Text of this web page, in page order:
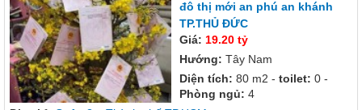
đô thị mới an phú an khánh
TP.THỦ ĐỨC
Giá: 19.20 tỷ
Hướng: Tây Nam
Diện tích: 80 m2 - toilet: 0 -
Phòng ngủ: 4